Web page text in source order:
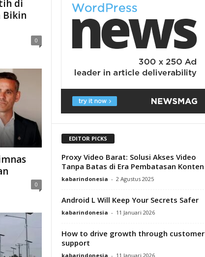
di
Bikin
0
0
EDITOR PICKS
Proxy Video Barat: Solusi Akses Video
Tanpa Batas di Era Pembatasan Konten
kabarindonesia - 2 Agustus 2025
Android L Will Keep Your Secrets Safer
kabarindonesia - 11 Januari 2026
How to drive growth through customer
support
kabarindonesia - 11 Januari 2026